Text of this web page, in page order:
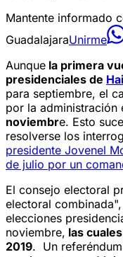
Mantente informado
GuadalajaraUnirme
Aunque la primera
presidenciales de
para septiembre, el
por la administración
noviembre. Esto
resolverse los
presidente Jovenel
de julio por un
El consejo electoral
electoral
elecciones
noviembre, las
2019. Un